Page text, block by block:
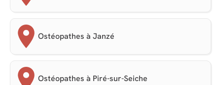
Ostéopathes à Janzé
Ostéopathes à Piré-sur-Seiche